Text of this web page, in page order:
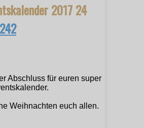
201724
Abschluss für euren super
Weihnachten euch allen.